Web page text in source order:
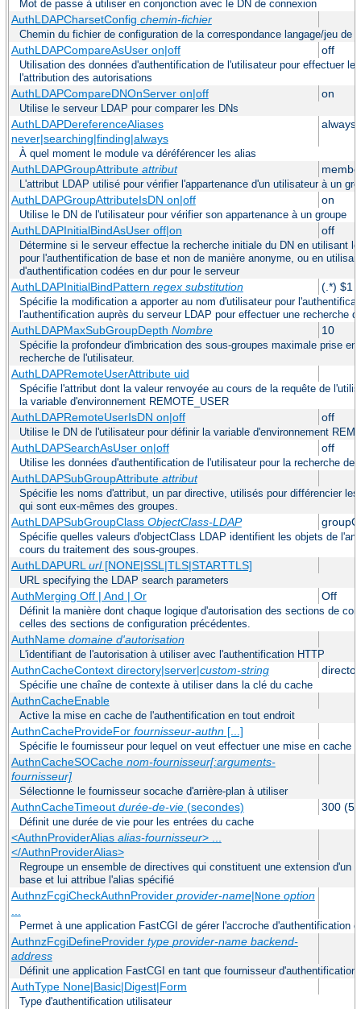
Mot de passe à utiliser en conjonction avec le DN de connexion
AuthLDAPCharsetConfig chemin-fichier
Chemin du fichier de configuration de la correspondance langage/jeu de
AuthLDAPCompareAsUser on|off off
Utilisation des données d'authentification de l'utilisateur pour effectuer
l'attribution des autorisations
AuthLDAPCompareDNOnServer on|off on
Utilise le serveur LDAP pour comparer les DNs
AuthLDAPDereferenceAliases
never|searching|finding|always
always
À quel moment le module va déréférencer les alias
AuthLDAPGroupAttribute attribut
L'attribut LDAP utilisé pour vérifier l'appartenance d'un utilisateur à un
AuthLDAPGroupAttributeIsDN on|off on
Utilise le DN de l'utilisateur pour vérifier son appartenance à un groupe
AuthLDAPInitialBindAsUser off|on off
Détermine si le serveur effectue la recherche initiale du DN en utilisant
pour l'authentification de base et non de manière anonyme, ou en
d'authentification codées en dur pour le serveur
AuthLDAPInitialBindPattern regex substitution (.*) $1
Spécifie la modification a apporter au nom d'utilisateur pour
l'authentification auprès du serveur LDAP pour effectuer une recherche
AuthLDAPMaxSubGroupDepth Nombre 10
Spécifie la profondeur d'imbrication des sous-groupes maximale prise
recherche de l'utilisateur.
AuthLDAPRemoteUserAttribute uid
Spécifie l'attribut dont la valeur renvoyée au cours de la requête de
la variable d'environnement REMOTE_USER
AuthLDAPRemoteUserIsDN on|off off
Utilise le DN de l'utilisateur pour définir la variable d'environnement
AuthLDAPSearchAsUser on|off off
Utilise les données d'authentification de l'utilisateur pour la recherche
AuthLDAPSubGroupAttribute attribut
Spécifie les noms d'attribut, un par directive, utilisés pour différencier
qui sont eux-mêmes des groupes.
AuthLDAPSubGroupClass ObjectClass-LDAP
Spécifie quelles valeurs d'objectClass LDAP identifient les objets de
cours du traitement des sous-groupes.
AuthLDAPURL url[NONE|SSL|TLS|STARTTLS]
URL specifying the LDAP search parameters
AuthMerging Off | And | Or Off
Définit la manière dont chaque logique d'autorisation des sections de
celles des sections de configuration précédentes.
AuthName domaine d'autorisation
L'identifiant de l'autorisation à utiliser avec l'authentification HTTP
AuthnCacheContext directory|server|custom-string
Spécifie une chaîne de contexte à utiliser dans la clé du cache
AuthnCacheEnable
Active la mise en cache de l'authentification en tout endroit
AuthnCacheProvideFor fournisseur-authn[...]
Spécifie le fournisseur pour lequel on veut effectuer une mise en cache
AuthnCacheSOCache nom-fournisseur[:arguments-
fournisseur]
Sélectionne le fournisseur socache d'arrière-plan à utiliser
AuthnCacheTimeout durée-de-vie(secondes) 300 (5
Définit une durée de vie pour les entrées du cache
<AuthnProviderAlias alias-fournisseur> ...
</AuthnProviderAlias>
Regroupe un ensemble de directives qui constituent une extension d'un
base et lui attribue l'alias spécifié
AuthnzFcgiCheckAuthnProvider provider-name|None option
Permet à une application FastCGI de gérer l'accroche d'authentification
AuthnzFcgiDefineProvider type provider-name backend-
address
Définit une application FastCGI en tant que fournisseur
AuthType None|Basic|Digest|Form
Type d'authentification utilisateur